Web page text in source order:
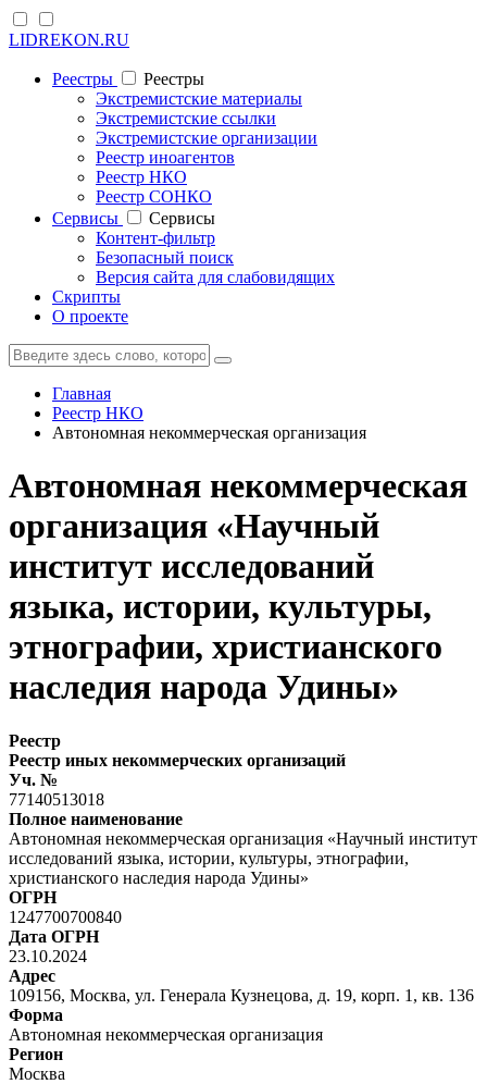
LIDREKON.RU
Реестры
Реестры
Экстремистские материалы
Экстремистские ссылки
Экстремистские организации
Реестр иноагентов
Реестр НКО
Реестр СОНКО
Cервисы
Cервисы
Контент-фильтр
Безопасный поиск
Версия сайта для слабовидящих
Скрипты
О проекте
Главная
Реестр НКО
Автономная некоммерческая организация
Автономная некоммерческая
организация «Научный
институт исследований
языка, истории, культуры,
этнографии, христианского
наследия народа Удины»
Реестр
Реестр иных некоммерческих организаций
Уч. №
77140513018
Полное наименование
Автономная некоммерческая организация «Научный институт
исследований языка, истории, культуры, этнографии,
христианского наследия народа Удины»
ОГРН
1247700700840
Дата ОГРН
23.10.2024
Адрес
109156, Москва, ул. Генерала Кузнецова, д. 19, корп. 1, кв. 136
Форма
Автономная некоммерческая организация
Регион
Москва